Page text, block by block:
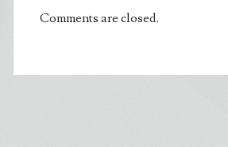
Comments are closed.